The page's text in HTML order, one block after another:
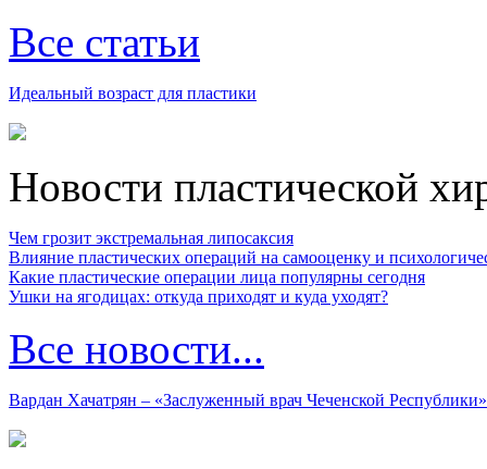
Все статьи
Идеальный возраст для пластики
Новости пластической
Чем грозит экстремальная липосаксия
Влияние пластических операций на самооценку и
Какие пластические операции лица популярны сегодня
Ушки на ягодицах: откуда приходят и куда уходят?
Все новости...
Вардан Хачатрян – «Заслуженный врач Чеченской Республики»